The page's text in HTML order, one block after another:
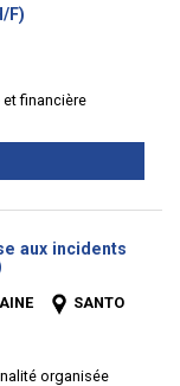
F)
financière
aux incidents
SANTO
organisée